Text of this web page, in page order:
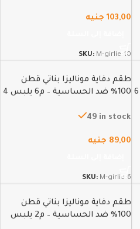
103,00 جنيه
SKU: M-girlie-10
100% ضد الحساسية – م8 يلبس 6
طقم دفاية موناليزا بناتي قطن
100% ضد الحساسية – م6 يلبس 4
49 in stock
89,00 جنيه
SKU: M-girlie-6
طقم دفاية موناليزا بناتي قطن
100% ضد الحساسية – م2 يلبس